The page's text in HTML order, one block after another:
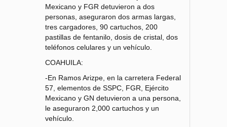
Mexicano y FGR detuvieron a dos
personas, aseguraron dos armas largas,
tres cargadores, 90 cartuchos, 200
pastillas de fentanilo, dosis de cristal, dos
teléfonos celulares y un vehículo.
COAHUILA:
-En Ramos Arizpe, en la carretera Federal
57, elementos de SSPC, FGR, Ejército
Mexicano y GN detuvieron a una persona,
le aseguraron 2,000 cartuchos y un
vehículo.